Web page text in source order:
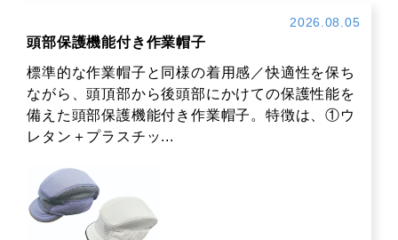
2026.08.05
頭部保護機能付き作業帽子
標準的な作業帽子と同様の着用感／快適性を保ち
ながら、頭頂部から後頭部にかけての保護性能を
備えた頭部保護機能付き作業帽子。特徴は、①ウ
レタン＋プラスチッ...